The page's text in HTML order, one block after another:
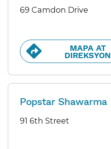
69 Camdon Drive
MAPA AT
DIREKSYON​​
Popstar Shawarma
91 6th Street